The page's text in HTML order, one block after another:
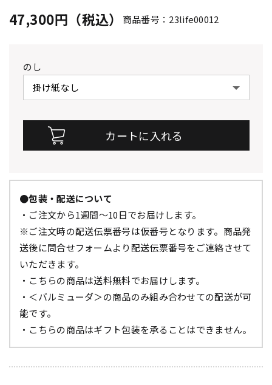
47,300円（税込） 商品番号：23life00012
のし
●包装・配送について
・ご注文から1週間～10日でお届けします。
※ご注文時の配送伝票番号は仮番号となります。商品発
送後に問合せフォームより配送伝票番号をご連絡させて
いただきます。
・こちらの商品は送料無料でお届けします。
・＜バルミューダ＞の商品のみ組み合わせての配送が可
能です。
・こちらの商品はギフト包装を承ることはできません。